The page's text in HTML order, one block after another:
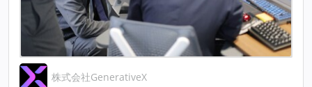
株式会社GenerativeX